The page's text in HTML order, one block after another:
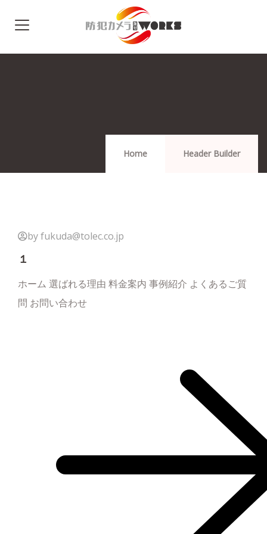
Home Header Builder
by fukuda@tolec.co.jp
１
ホーム 選ばれる理由 料金案内 事例紹介 よくあるご質
問 お問い合わせ